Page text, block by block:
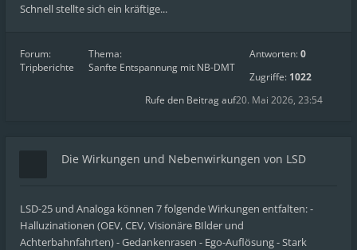
Schnell stellte sich ein kräftige...
Forum:
Tripberichte
Thema:
Sanfte Entspannung mit NB-DMT
Antworten:0
Zugriffe: 1022
20. Mai 2026, 23:54
Rufe den Beitrag auf
Die Wirkungen und Nebenwirkungen von LSD
LSD-25 und Analoga können 7 folgende Wirkungen entfalten: -
Halluzinationen (OEV, CEV, Visionäre BIlder und
Achterbahnfahrten) - Gedankenrasen - Ego-Auflösung - Stark